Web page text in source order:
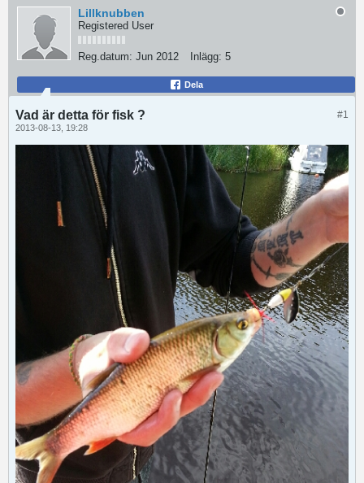
Lillknubben
Registered User
Reg.datum: Jun 2012 Inlägg: 5
Dela
#1
Vad är detta för fisk ?
2013-08-13, 19:28